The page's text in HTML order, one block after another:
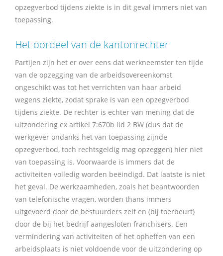
opzegverbod tijdens ziekte is in dit geval immers niet van
toepassing.
Het oordeel van de kantonrechter
Partijen zijn het er over eens dat werkneemster ten tijde
van de opzegging van de arbeidsovereenkomst
ongeschikt was tot het verrichten van haar arbeid
wegens ziekte, zodat sprake is van een opzegverbod
tijdens ziekte. De rechter is echter van mening dat de
uitzondering ex artikel 7:670b lid 2 BW (dus dat de
werkgever ondanks het van toepassing zijnde
opzegverbod, toch rechtsgeldig mag opzeggen) hier niet
van toepassing is. Voorwaarde is immers dat de
activiteiten volledig worden beëindigd. Dat laatste is niet
het geval. De werkzaamheden, zoals het beantwoorden
van telefonische vragen, worden thans immers
uitgevoerd door de bestuurders zelf en (bij toerbeurt)
door de bij het bedrijf aangesloten franchisers. Een
vermindering van activiteiten of het opheffen van een
arbeidsplaats is niet voldoende voor de uitzondering op